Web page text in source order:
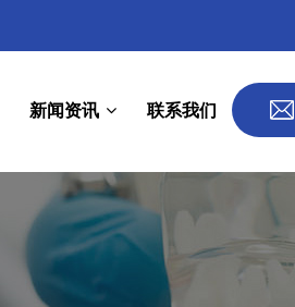
新闻资讯 联系我们